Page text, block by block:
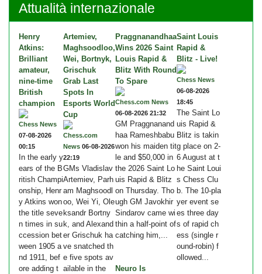
Attualità internazionale
Henry
Atkins:
Brilliant
amateur,
nine-time
British
champion
Chess News
07-08-2026
00:15
In the early y
ears of the B
ritish Champi
onship, Henr
y Atkins won
the title seve
n times in su
ccession bet
ween 1905 a
nd 1911, bef
ore adding t
Artemiev,
Maghsoodloo,
Wei, Bortnyk,
Grischuk
Grab Last
Spots In
Esports World
Cup
Chess.com
News 06-08-2026
22:19
GMs Vladislav
Artemiev, Parh
am Maghsoodl
oo, Wei Yi, Ole
ksandr Bortny
k, and Alexand
er Grischuk ha
ve snatched th
e five spots av
ailable in the
Praggnanandhaa
Wins 2026 Saint
Louis Rapid &
Blitz With Round
To Spare
Chess.com News
06-08-2026 21:32
GM Praggnanand
haa Rameshbabu
won his maiden tit
le and $50,000 in
the 2026 Saint Lo
uis Rapid & Blitz
on Thursday. Tho
ugh GM Javokhir
Sindarov came wi
thin a half-point of
catching him,...
Saint Louis
Rapid &
Blitz - Live!
Chess News
06-08-2026
18:45
The Saint Lo
uis Rapid &
Blitz is takin
g place on 2-
6 August at t
he Saint Loui
s Chess Clu
b. The 10-pla
yer event se
es three day
s of rapid ch
ess (single r
ound-robin) f
ollowed...
Neuro Is